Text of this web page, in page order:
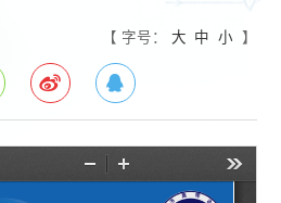
【 字号： 大 中 小 】